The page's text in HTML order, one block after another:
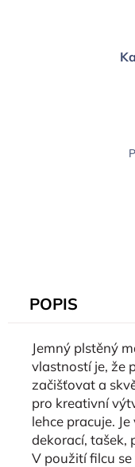
POPIS
Jemný plstěný
vlastností je, že
začišťovat a
pro kreativní
lehce pracuje.
dekorací, tašek,
V použití filcu